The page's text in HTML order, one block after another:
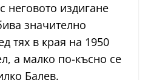
неговото издигане
значително
тях в края на 1950
а малко по-късно се
Балев.